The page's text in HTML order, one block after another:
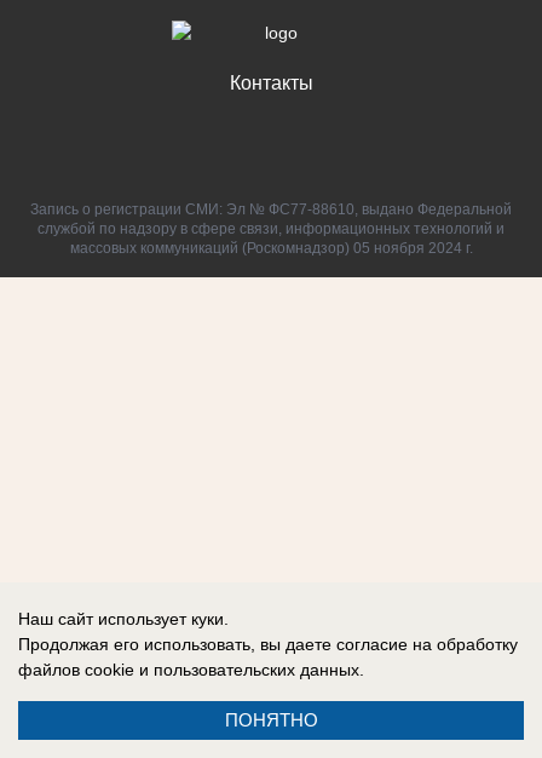
Контакты
Запись о регистрации СМИ: Эл № ФС77-88610, выдано Федеральной
службой по надзору в сфере связи, информационных технологий и
массовых коммуникаций (Роскомнадзор) 05 ноября 2024 г.
Наш сайт использует куки.
Продолжая его использовать, вы даете согласие на обработку
файлов cookie и пользовательских данных.
ПОНЯТНО